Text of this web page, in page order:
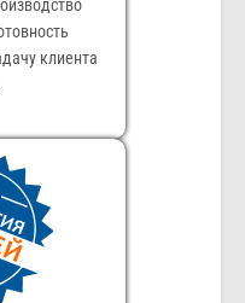
клиента